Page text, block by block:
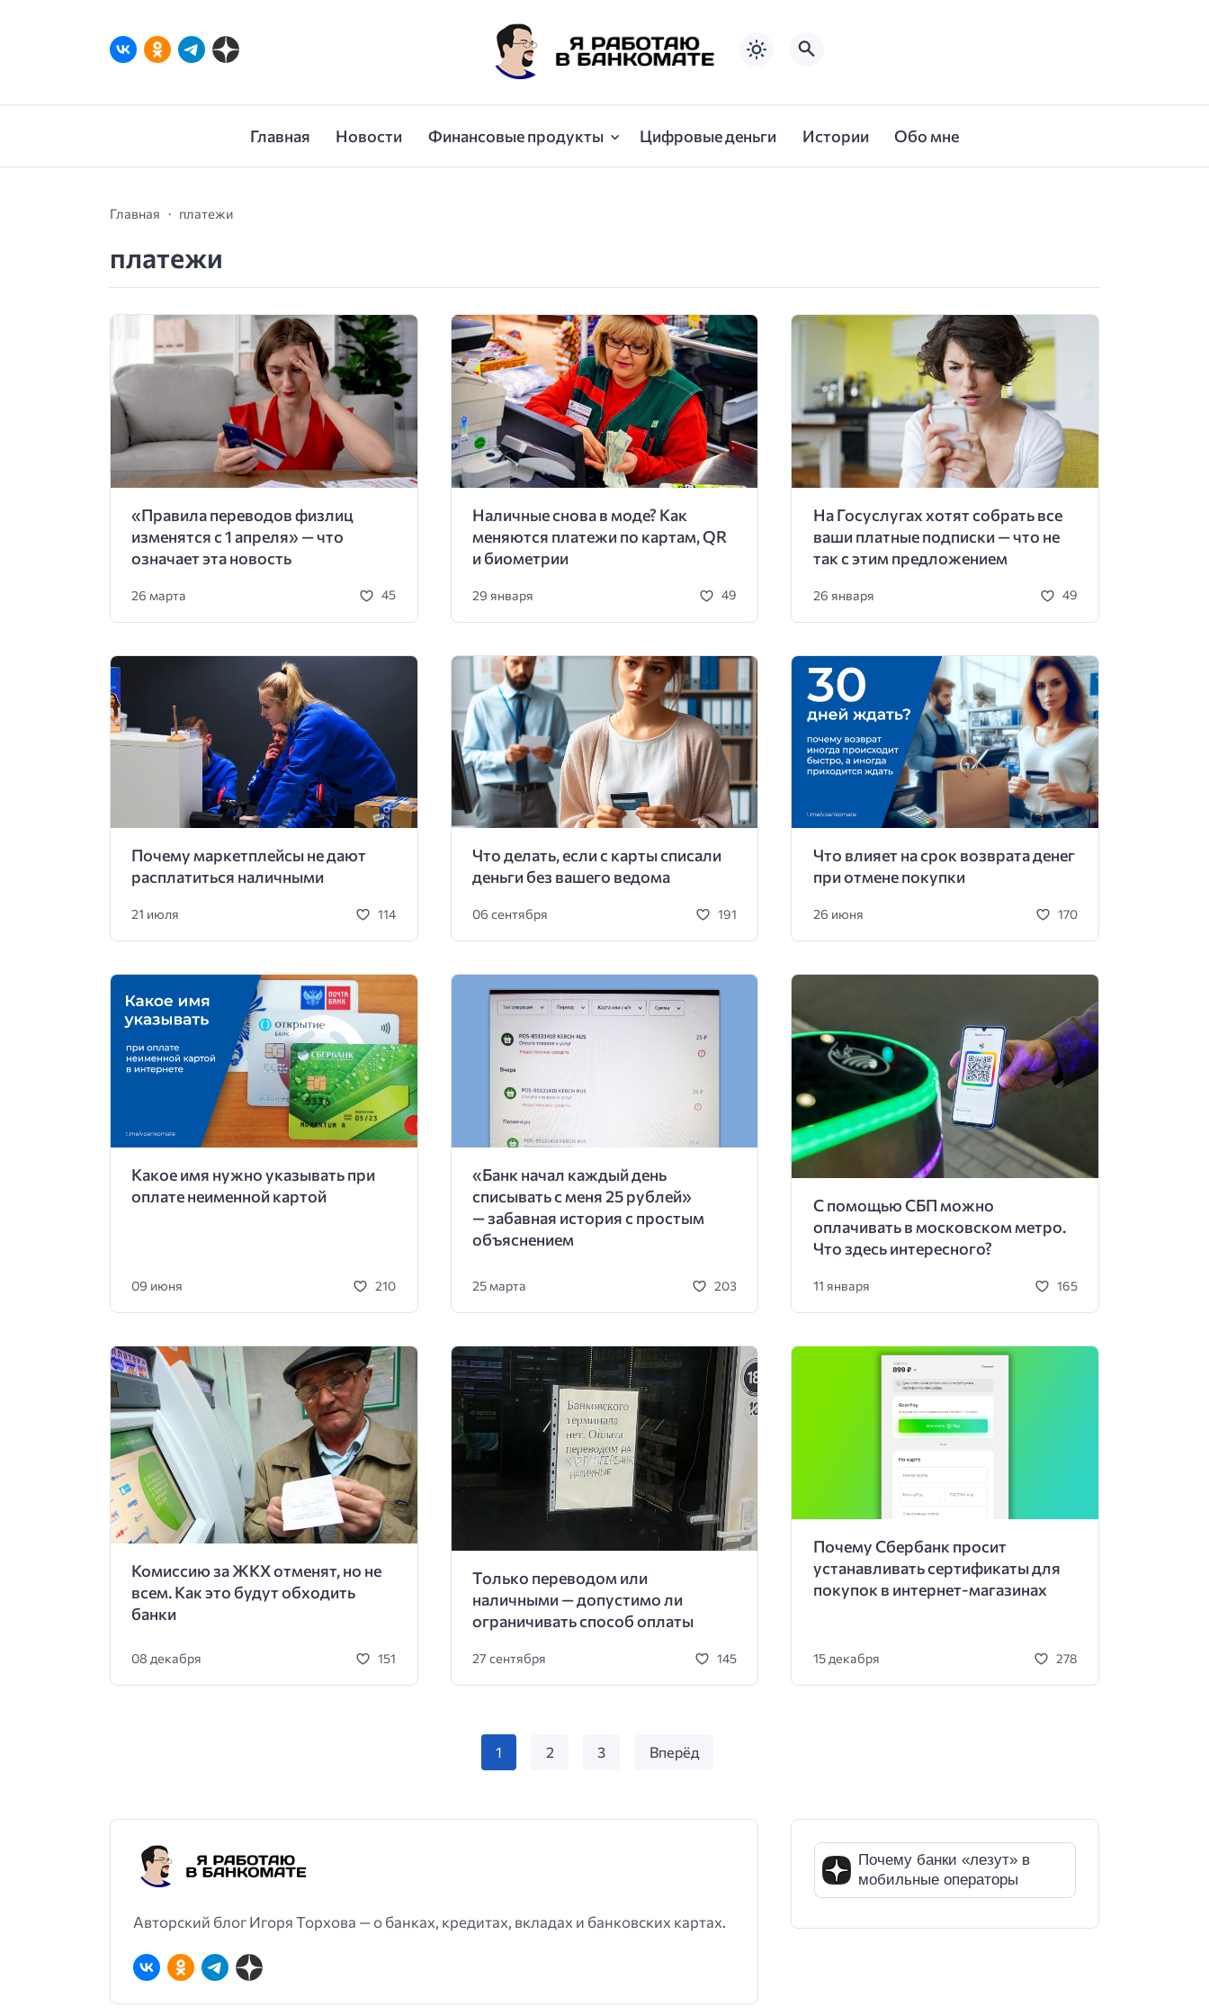
Главная Новости Финансовые продукты Цифровые деньги Истории Обо мне
Главная платежи
платежи
«Правила переводов физлиц
изменятся с 1 апреля» — что
означает эта новость
26 марта 45
Наличные снова в моде? Как
меняются платежи по картам, QR
и биометрии
29 января 49
На Госуслугах хотят собрать все
ваши платные подписки — что не
так с этим предложением
26 января 49
Почему маркетплейсы не дают
расплатиться наличными
21 июля 114
Что делать, если с карты списали
деньги без вашего ведома
06 сентября 191
Что влияет на срок возврата денег
при отмене покупки
26 июня 170
Какое имя нужно указывать при
оплате неименной картой
09 июня 210
«Банк начал каждый день
списывать с меня 25 рублей»
— забавная история с простым
объяснением
25 марта 203
С помощью СБП можно
оплачивать в московском метро.
Что здесь интересного?
11 января 165
Комиссию за ЖКХ отменят, но не
всем. Как это будут обходить
банки
08 декабря 151
Только переводом или
наличными — допустимо ли
ограничивать способ оплаты
27 сентября 145
Почему Сбербанк просит
устанавливать сертификаты для
покупок в интернет-магазинах
15 декабря 278
1 2 3 Вперёд
Авторский блог Игоря Торхова — о банках, кредитах, вкладах и банковских картах.
Почему банки «лезут» в
мобильные операторы